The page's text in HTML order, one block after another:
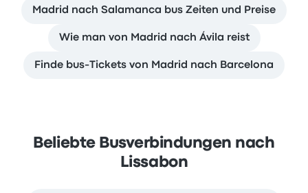
Madrid nach Salamanca bus Zeiten und Preise
Wie man von Madrid nach Ávila reist
Finde bus-Tickets von Madrid nach Barcelona
Beliebte Busverbindungen nach
Lissabon